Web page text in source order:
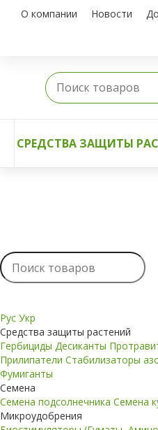
О компании Новости
СРЕДСТВА ЗАЩИТЫ
Рус Укр
Средства защиты растений
Гербициды Десиканты
Прилипатели Стабилизаторы
Фумиганты
Семена
Семена подсолнечника Семена
Микроудобрения